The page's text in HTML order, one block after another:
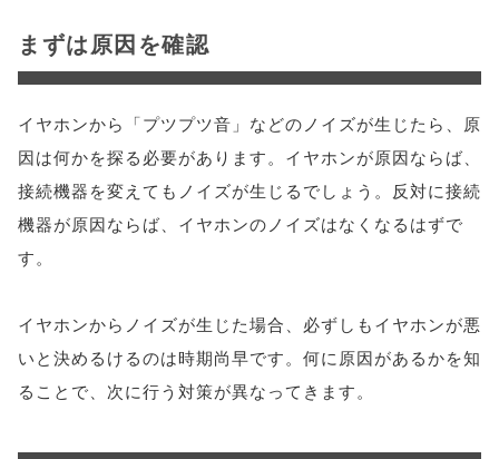
まずは原因を確認
イヤホンから「プツプツ音」などのノイズが生じたら、原
因は何かを探る必要があります。イヤホンが原因ならば、
接続機器を変えてもノイズが生じるでしょう。反対に接続
機器が原因ならば、イヤホンのノイズはなくなるはずで
す。
イヤホンからノイズが生じた場合、必ずしもイヤホンが悪
いと決めるけるのは時期尚早です。何に原因があるかを知
ることで、次に行う対策が異なってきます。